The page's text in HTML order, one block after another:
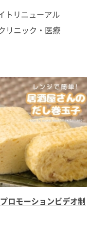
トリニューアル
リニック・医療
ロモーションビデオ制